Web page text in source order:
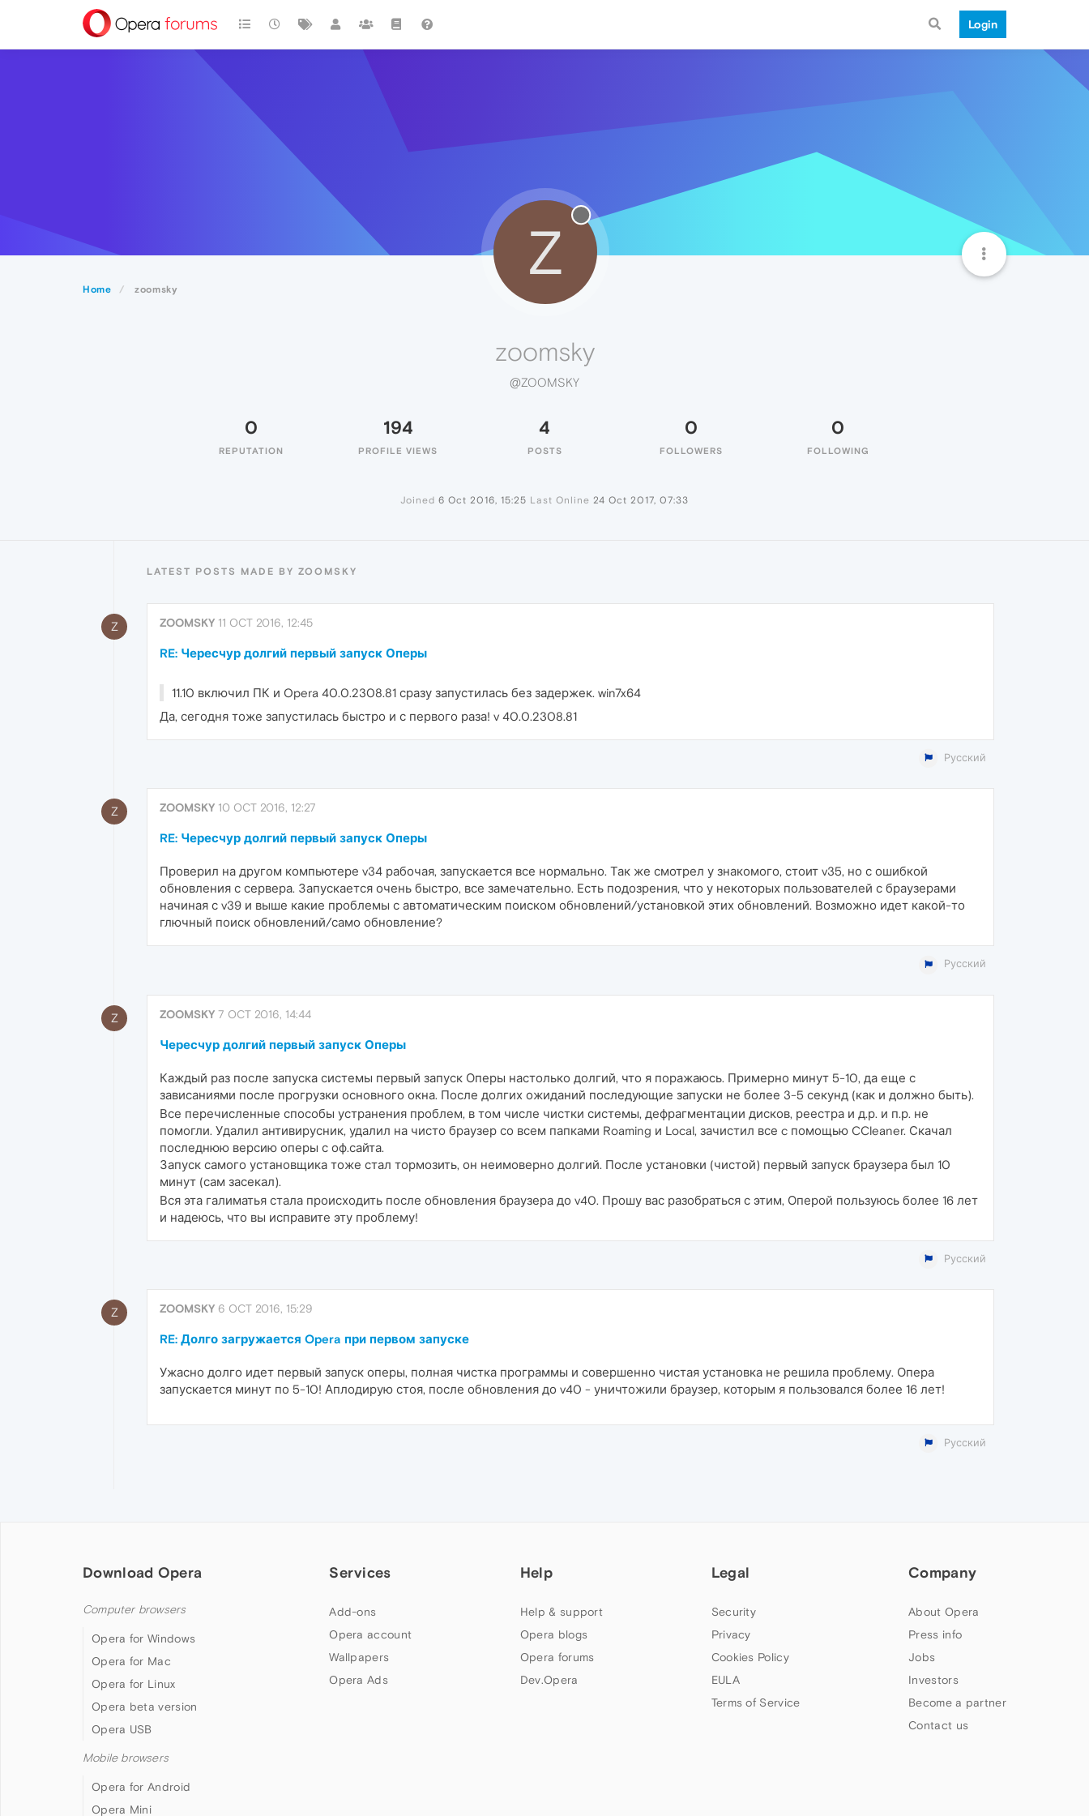
Login
Home zoomsky
Z
zoomsky
@ZOOMSKY
0
REPUTATION
194
PROFILE VIEWS
4
POSTS
0
FOLLOWERS
0
FOLLOWING
Joined 6 Oct 2016, 15:25 Last Online 24 Oct 2017, 07:33
LATEST POSTS MADE BY ZOOMSKY
Z ZOOMSKY 11 OCT 2016, 12:45
RE: Чересчур долгий первый запуск Оперы
11.10 включил ПК и Opera 40.0.2308.81 сразу запустилась без задержек. win7x64
Да, сегодня тоже запустилась быстро и с первого раза! v 40.0.2308.81
Русский
Z ZOOMSKY 10 OCT 2016, 12:27
RE: Чересчур долгий первый запуск Оперы
Проверил на другом компьютере v34 рабочая, запускается все нормально. Так же смотрел у знакомого, стоит v35, но с ошибкой
обновления с сервера. Запускается очень быстро, все замечательно. Есть подозрения, что у некоторых пользователей с браузерами
начиная с v39 и выше какие проблемы с автоматическим поиском обновлений/установкой этих обновлений. Возможно идет какой-то
глючный поиск обновлений/само обновление?
Русский
Z ZOOMSKY 7 OCT 2016, 14:44
Чересчур долгий первый запуск Оперы
Каждый раз после запуска системы первый запуск Оперы настолько долгий, что я поражаюсь. Примерно минут 5-10, да еще с
зависаниями после прогрузки основного окна. После долгих ожиданий последующие запуски не более 3-5 секунд (как и должно быть).
Все перечисленные способы устранения проблем, в том числе чистки системы, дефрагментации дисков, реестра и д.р. и п.р. не
помогли. Удалил антивирусник, удалил на чисто браузер со всем папками Roaming и Local, зачистил все c помощью CCleaner. Скачал
последнюю версию оперы с оф.сайта.
Запуск самого установщика тоже стал тормозить, он неимоверно долгий. После установки (чистой) первый запуск браузера был 10
минут (сам засекал).
Вся эта галиматья стала происходить после обновления браузера до v40. Прошу вас разобраться с этим, Оперой пользуюсь более 16 лет
и надеюсь, что вы исправите эту проблему!
Русский
Z ZOOMSKY 6 OCT 2016, 15:29
RE: Долго загружается Opera при первом запуске
Ужасно долго идет первый запуск оперы, полная чистка программы и совершенно чистая установка не решила проблему. Опера
запускается минут по 5-10! Аплодирую стоя, после обновления до v40 - уничтожили браузер, которым я пользовался более 16 лет!
Русский
Download Opera
Computer browsers
Opera for Windows
Opera for Mac
Opera for Linux
Opera beta version
Opera USB
Mobile browsers
Opera for Android
Opera Mini
Services
Add-ons
Opera account
Wallpapers
Opera Ads
Help
Help & support
Opera blogs
Opera forums
Dev.Opera
Legal
Security
Privacy
Cookies Policy
EULA
Terms of Service
Company
About Opera
Press info
Jobs
Investors
Become a partner
Contact us